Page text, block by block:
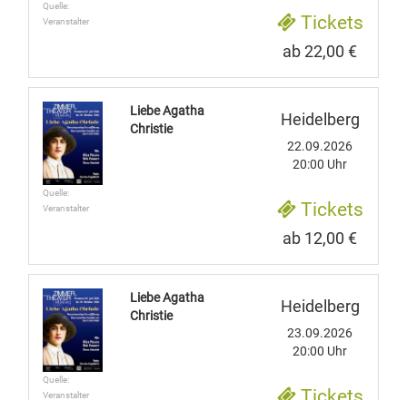
Quelle:
Veranstalter
Tickets
ab 22,00 €
Quelle:
Veranstalter
Liebe Agatha
Christie
Heidelberg
22.09.2026
20:00 Uhr
Tickets
ab 12,00 €
Quelle:
Veranstalter
Liebe Agatha
Christie
Heidelberg
23.09.2026
20:00 Uhr